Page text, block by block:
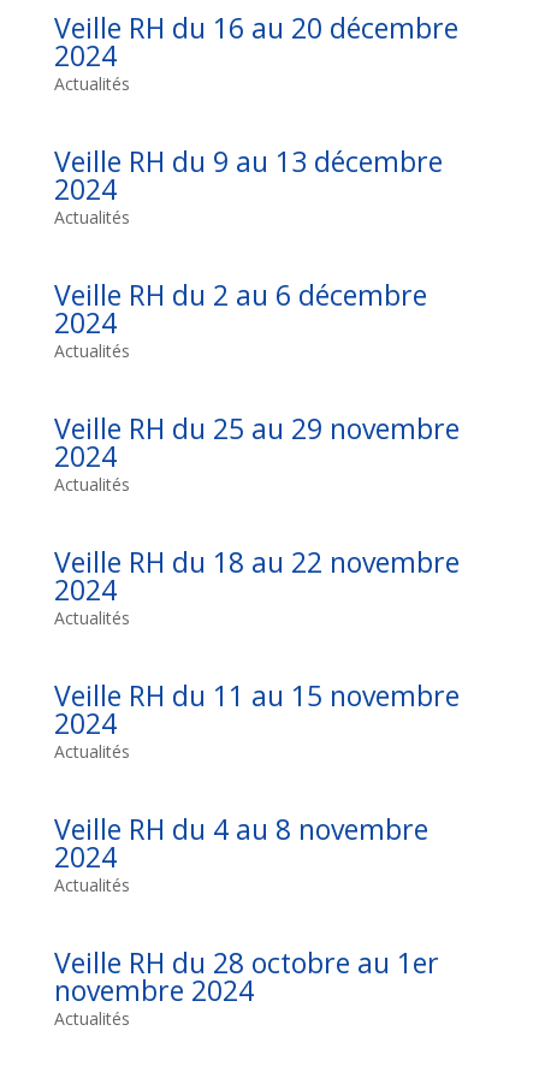
Veille RH du 16 au 20 décembre
2024
Actualités
Veille RH du 9 au 13 décembre
2024
Actualités
Veille RH du 2 au 6 décembre
2024
Actualités
Veille RH du 25 au 29 novembre
2024
Actualités
Veille RH du 18 au 22 novembre
2024
Actualités
Veille RH du 11 au 15 novembre
2024
Actualités
Veille RH du 4 au 8 novembre
2024
Actualités
Veille RH du 28 octobre au 1er
novembre 2024
Actualités